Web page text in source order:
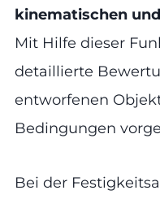
kinematischen
Mit Hilfe dieser
detaillierte
entworfenen
Bedingungen
Bei der